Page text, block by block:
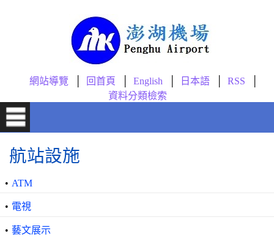
網站導覽 回首頁 English 日本語
RSS
資料分類檢索
航站設施
• ATM
• 電視
• 藝文展示